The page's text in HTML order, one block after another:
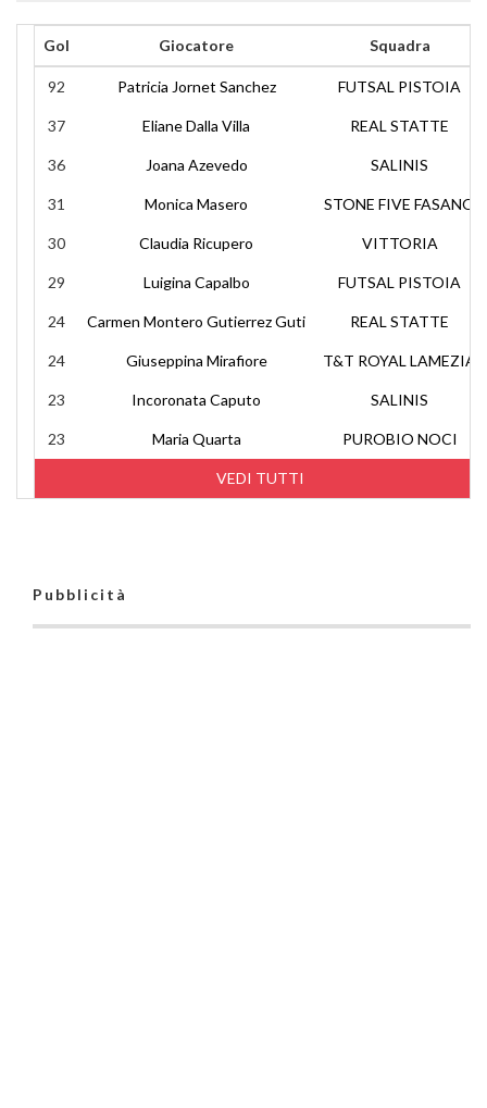
Gol Giocatore Squadra
VEDI TUTTI
92 Patricia Jornet Sanchez FUTSAL PISTOIA
37 Eliane Dalla Villa REAL STATTE
36 Joana Azevedo SALINIS
31 Monica Masero STONE FIVE FASANO
30 Claudia Ricupero VITTORIA
29 Luigina Capalbo FUTSAL PISTOIA
24 Carmen Montero Gutierrez Guti REAL STATTE
24 Giuseppina Mirafiore T&T ROYAL LAMEZIA
23 Incoronata Caputo SALINIS
23 Maria Quarta PUROBIO NOCI
Pubblicità